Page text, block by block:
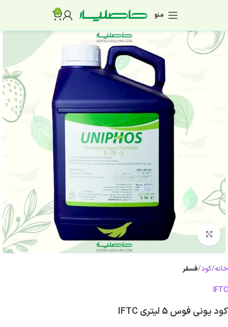
منو 0
بزرگنمایی تصویر
خانه کود فسفر
IFTC
کود یونی فوس 5 لیتری IFTC